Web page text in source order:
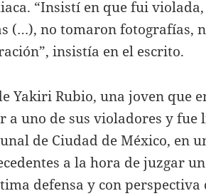
“Insistí en que fui
(…), no tomaron fotografías,
insistía en el escrito.
Yakiri Rubio, una joven que
a uno de sus violadores y fue
de Ciudad de México, en
a la hora de juzgar un
defensa y con perspectiva